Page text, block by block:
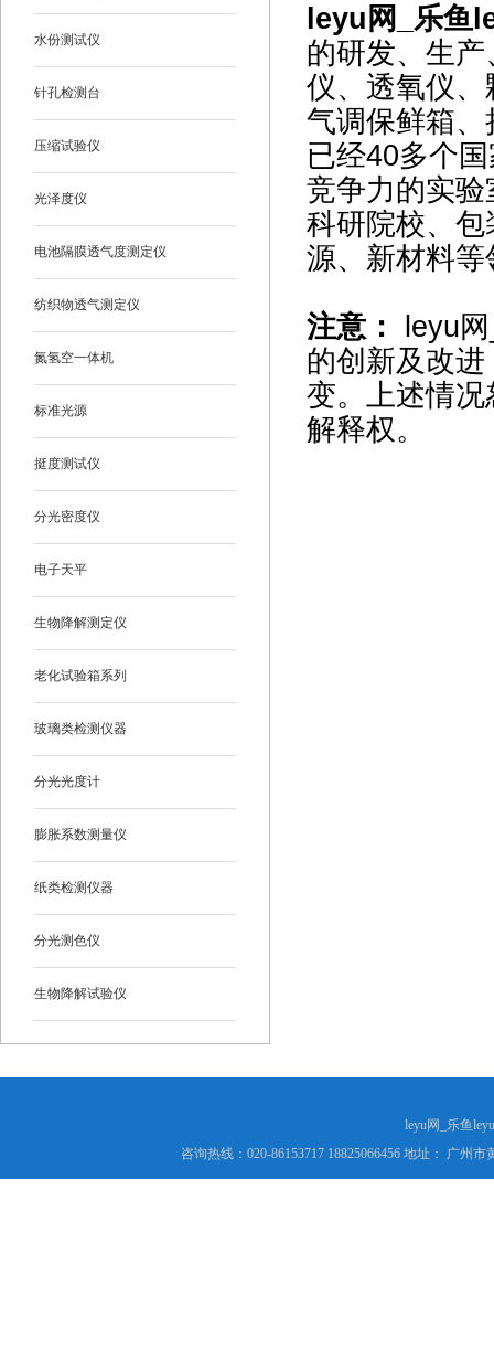
水份测试仪
针孔检测台
压缩试验仪
光泽度仪
电池隔膜透气度测定仪
纺织物透气测定仪
氮氢空一体机
标准光源
挺度测试仪
分光密度仪
电子天平
生物降解测定仪
老化试验箱系列
玻璃类检测仪器
分光光度计
膨胀系数测量仪
纸类检测仪器
分光测色仪
生物降解试验仪
leyu网_乐鱼
的研发、生
仪、透氧仪
气调保鲜箱
已经40多个
竞争力的实
科研院校、
源、新材料等
注意：
leyu
的创新及改
变。上述情
解释权。
leyu网_乐鱼
咨询热线：020-86153717 18825066456 地址： 广州